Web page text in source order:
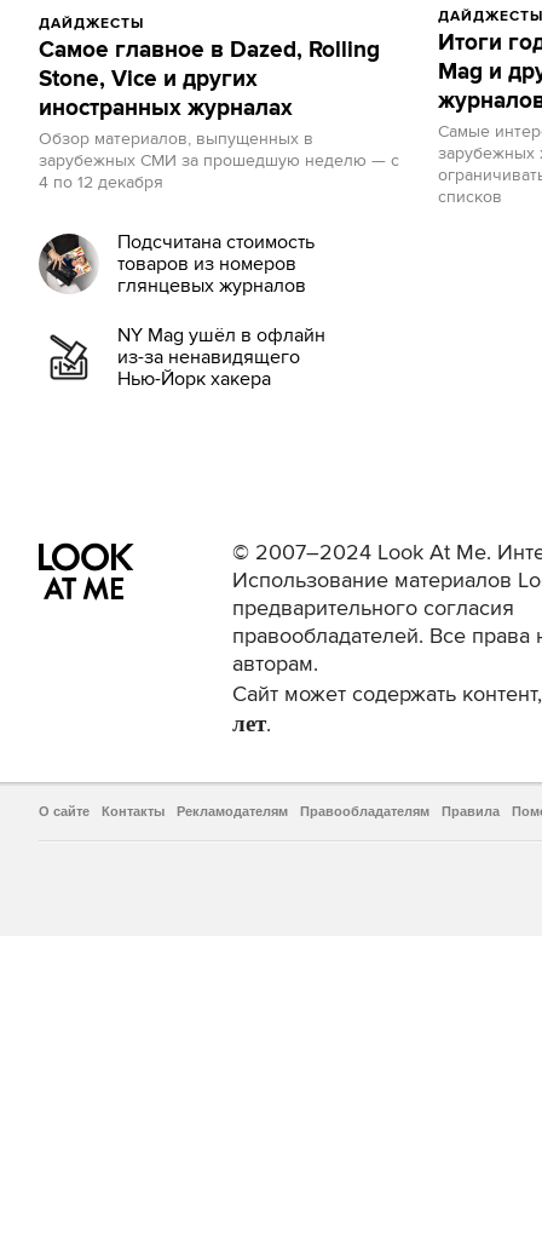
ДАЙДЖЕСТЫ
Самое главное в Dazed, Rolling
Stone, Vice и других
иностранных журналах
Обзор материалов, выпущенных в
зарубежных СМИ за прошедшую неделю — с
4 по 12 декабря
ДАЙДЖЕСТЫ
Итоги
Mag и
Самые
зарубежных
списков
Подсчитана стоимость
товаров из номеров
глянцевых журналов
NY Mag ушёл в офлайн
из-за ненавидящего
Нью-Йорк хакера
© 2007–2024 Look At Me.
Использование материалов
предварительного согласия
правообладателей. Все права
авторам.
Сайт может содержать
лет.
О сайте Контакты Рекламодателям Правообладателям Правила